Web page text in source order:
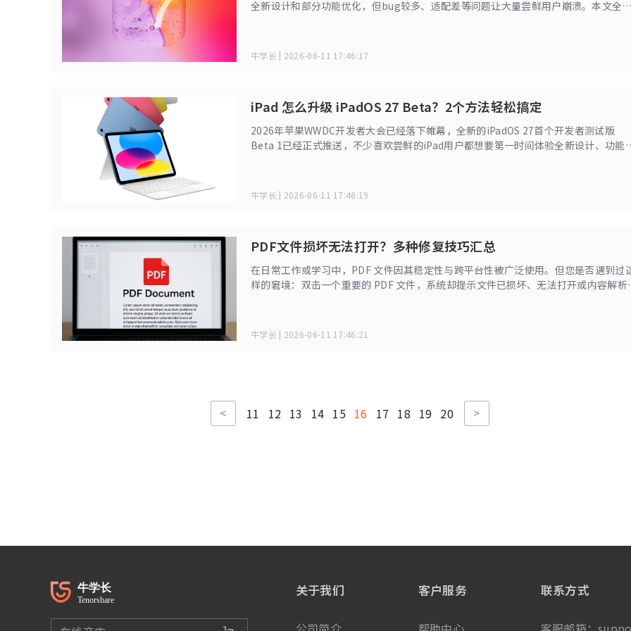
全新设计和部分功能优化，但bug较多、适配差等问题让大量尝鲜用户崩溃。本文全面
牛学长 | 2026-06-11 17:46:17
iPad 怎么升级 iPadOS 27 Beta？2个方法轻松搞定
2026年苹果WWDC开发者大会已经落下帷幕，全新的iPadOS 27首个开发者测试版
Beta 1已经正式推送，不少喜欢尝鲜的iPad用户都想要第一时间体验全新设计、功能
牛学长 | 2026-06-11 17:46:19
PDF文件损坏无法打开？多种修复技巧汇总
在日常工作或学习中，PDF 文件因其稳定性与跨平台性被广泛使用。但您是否遇到过
样的窘境：双击一个重要的 PDF 文件，系统却提示文件已损坏、无法打开或内容解析
牛学长 | 2026-06-11 17:46:21
< 11 12 13 14 15 16 17 18 19 20 >
关于我们 客户服务 联系方式